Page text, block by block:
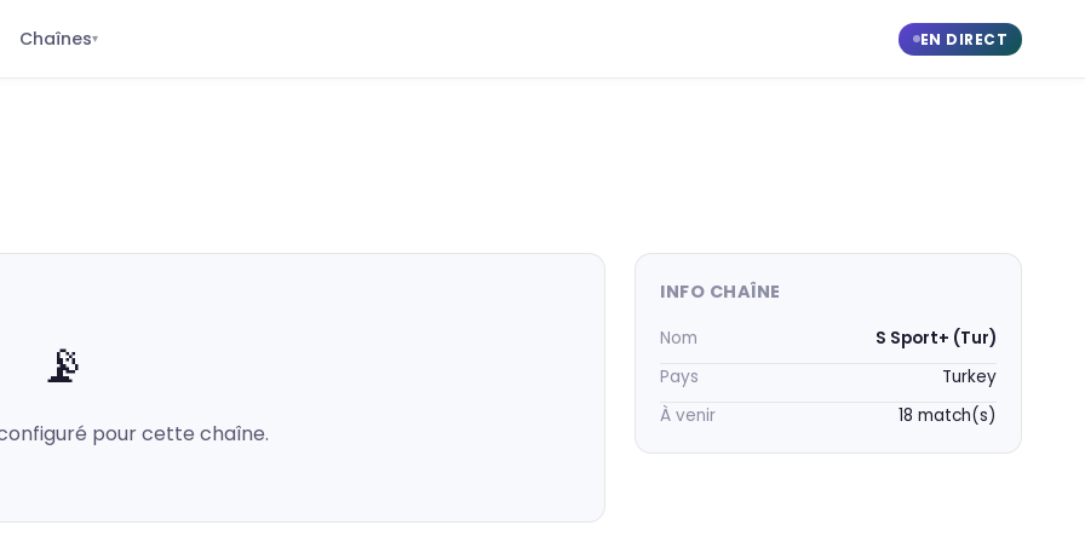
Chaînes▾ EN DIRECT
📡
pour cette chaîne.
INFO CHAÎNE
Nom
S Sport+ (Tur)
Pays
Turkey
À venir
18 match(s)